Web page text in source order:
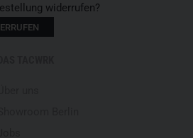
widerrufen?